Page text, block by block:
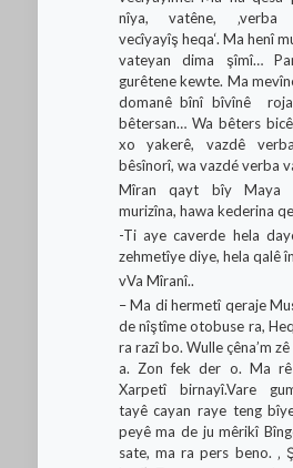
nîya, vatêne, ‚verba
vecîyayîş heqa‘. Ma henî
vateyan dima şîmî…
gurêtene kewte. Ma
domanê bînî bîvînê
bêtersan… Wa bêters
xo yakerê, vazdê
bêsînorî, wa vazdé verba
Mîran qayt bîy Maya
murizîna, hawa kederina
-Ti aye caverde hela
zehmetîye diye, hela qalê
vVa Mîranî..
– Ma di hermetî qeraje
de nîştîme otobuse ra,
ra razî bo. Wulle çêna’m
a. Zon fek der o. Ma
Xarpetî birnayî.Vare
tayê cayan raye teng
peyê ma de ju mêrikî
sate, ma ra pers beno. ‚